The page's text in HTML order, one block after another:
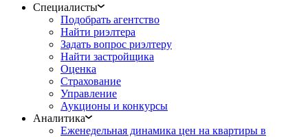
Специалисты
Подобрать агентство
Найти риэлтера
Задать вопрос риэлтеру
Найти застройщика
Оценка
Страхование
Управление
Аукционы и конкурсы
Аналитика
Еженедельная динамика цен на квартиры в